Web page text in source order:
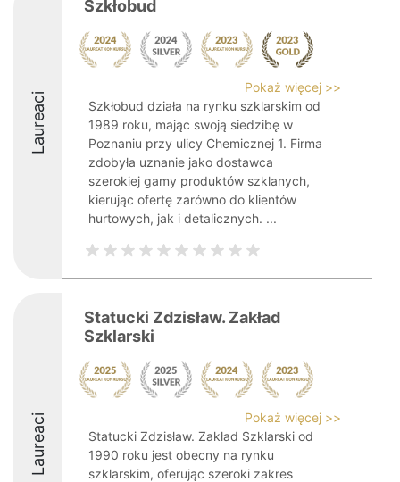
Laureaci
Szkłobud
Pokaż więcej >>
Szkłobud działa na rynku szklarskim od
1989 roku, mając swoją siedzibę w
Poznaniu przy ulicy Chemicznej 1. Firma
zdobyła uznanie jako dostawca
szerokiej gamy produktów szklanych,
kierując ofertę zarówno do klientów
hurtowych, jak i detalicznych. ...
Laureaci
Statucki Zdzisław. Zakład
Szklarski
Pokaż więcej >>
Statucki Zdzisław. Zakład Szklarski od
1990 roku jest obecny na rynku
szklarskim, oferując szeroki zakres